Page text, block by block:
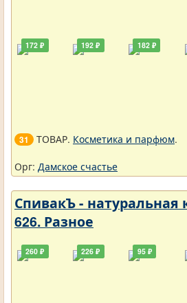
172 ₽ 192 ₽ 182 ₽
31 ТОВАР. Косметика и парфюм.
Орг: Дамское счастье
СпивакЪ - натуральная
626. Разное
260 ₽ 226 ₽ 95 ₽